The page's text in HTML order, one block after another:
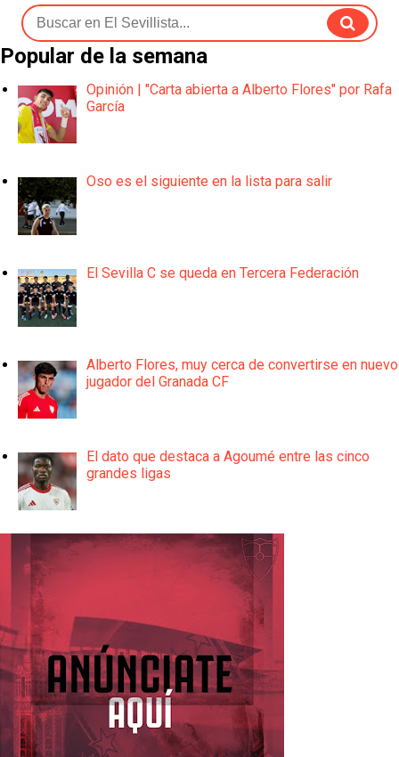
Popular de la semana
Opinión | "Carta abierta a Alberto Flores" por Rafa
García
Oso es el siguiente en la lista para salir
El Sevilla C se queda en Tercera Federación
Alberto Flores, muy cerca de convertirse en nuevo
jugador del Granada CF
El dato que destaca a Agoumé entre las cinco
grandes ligas